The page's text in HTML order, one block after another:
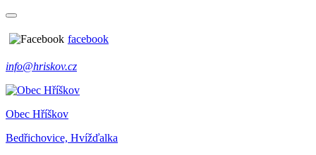
facebook
info@hriskov.cz
Obec Hříškov
Bedřichovice, Hvížďalka